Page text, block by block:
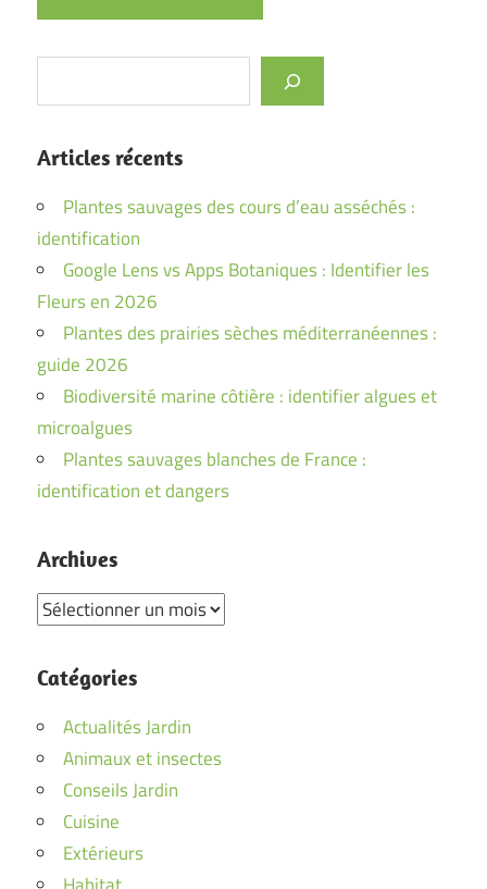
Articles récents
Plantes sauvages des cours d’eau asséchés :
identification
Google Lens vs Apps Botaniques : Identifier les
Fleurs en 2026
Plantes des prairies sèches méditerranéennes :
guide 2026
Biodiversité marine côtière : identifier algues et
microalgues
Plantes sauvages blanches de France :
identification et dangers
Archives
Archives
Catégories
Actualités Jardin
Animaux et insectes
Conseils Jardin
Cuisine
Extérieurs